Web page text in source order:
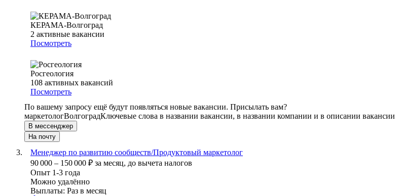
КЕРАМА-Волгоград
2 активные вакансии
Посмотреть
Росгеология
108 активных вакансий
Посмотреть
По вашему запросу ещё будут появляться новые вакансии. Присылать вам?
маркетологВолгоградКлючевые слова в названии вакансии, в названии компании и в описании вакансии
В мессенджер
На почту
Менеджер по развитию сообществ/Продуктовый маркетолог
90 000 – 150 000 ₽ за месяц, до вычета налогов
Опыт 1-3 года
Можно удалённо
Выплаты: Раз в месяц